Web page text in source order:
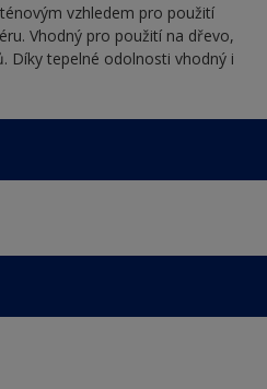
vzhledem pro použití
Vhodný pro použití na dřevo,
Díky tepelné odolnosti vhodný i